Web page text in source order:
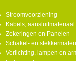
Stroomvoorziening
Kabels,
Zekeringen en Panelen
Schakel- en
Verlichting, lampen en